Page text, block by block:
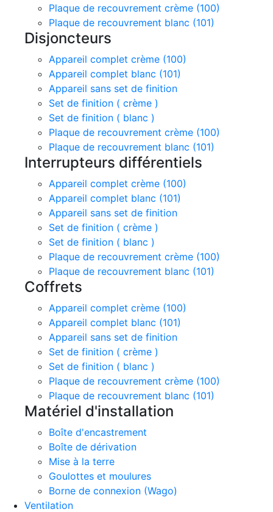
Plaque de recouvrement crème (100)
Plaque de recouvrement blanc (101)
Disjoncteurs
Appareil complet crème (100)
Appareil complet blanc (101)
Appareil sans set de finition
Set de finition ( crème )
Set de finition ( blanc )
Plaque de recouvrement crème (100)
Plaque de recouvrement blanc (101)
Interrupteurs différentiels
Appareil complet crème (100)
Appareil complet blanc (101)
Appareil sans set de finition
Set de finition ( crème )
Set de finition ( blanc )
Plaque de recouvrement crème (100)
Plaque de recouvrement blanc (101)
Coffrets
Appareil complet crème (100)
Appareil complet blanc (101)
Appareil sans set de finition
Set de finition ( crème )
Set de finition ( blanc )
Plaque de recouvrement crème (100)
Plaque de recouvrement blanc (101)
Matériel d'installation
Boîte d'encastrement
Boîte de dérivation
Mise à la terre
Goulottes et moulures
Borne de connexion (Wago)
Ventilation